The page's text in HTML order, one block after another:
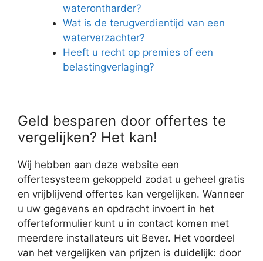
waterontharder?
Wat is de terugverdientijd van een
waterverzachter?
Heeft u recht op premies of een
belastingverlaging?
Geld besparen door offertes te
vergelijken? Het kan!
Wij hebben aan deze website een
offertesysteem gekoppeld zodat u geheel gratis
en vrijblijvend offertes kan vergelijken. Wanneer
u uw gegevens en opdracht invoert in het
offerteformulier kunt u in contact komen met
meerdere installateurs uit Bever. Het voordeel
van het vergelijken van prijzen is duidelijk: door